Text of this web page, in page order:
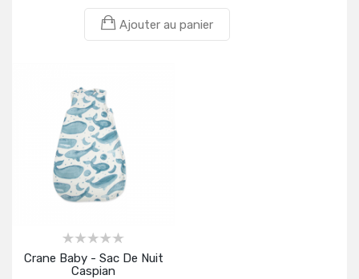
Ajouter au panier
Crane Baby - Sac De Nuit
Caspian